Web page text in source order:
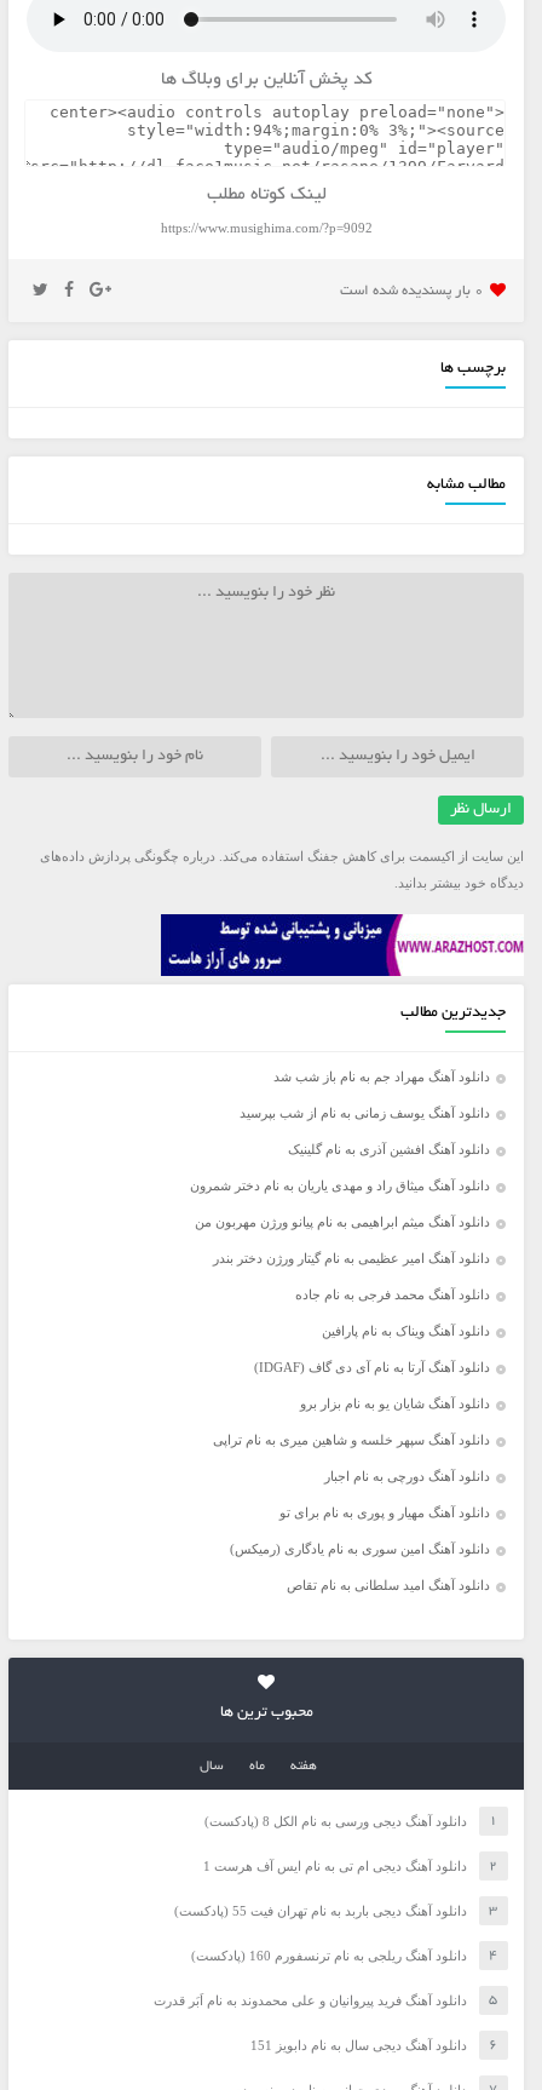
کد پخش آنلاین برای وبلاگ ها
لینک کوتاه مطلب
https://www.musighima.com/?p=9092
0 بار پسنديده شده است
برچسب ها
مطالب مشابه
این سایت از اکیسمت برای کاهش جفنگ استفاده می‌کند. درباره چگونگی پردازش داده‌های
دیدگاه خود بیشتر بدانید.
جدیدترین مطالب
دانلود آهنگ مهراد جم به نام باز شب شد
دانلود آهنگ یوسف زمانی به نام از شب بپرسید
دانلود آهنگ افشین آذری به نام گلینیک
دانلود آهنگ میثاق راد و مهدی یاریان به نام دختر شمرون
دانلود آهنگ میثم ابراهیمی به نام پیانو ورژن مهربون من
دانلود آهنگ امیر عظیمی به نام گیتار ورژن دختر بندر
دانلود آهنگ محمد فرجی به نام جاده
دانلود آهنگ ویناک به نام پارافین
دانلود آهنگ آرتا به نام آی دی گاف (IDGAF)
دانلود آهنگ شایان یو به نام بزار برو
دانلود آهنگ سپهر خلسه و شاهین میری به نام تراپی
دانلود آهنگ دورچی به نام اجبار
دانلود آهنگ مهیار و پوری به نام برای تو
دانلود آهنگ امین سوری به نام یادگاری (رمیکس)
دانلود آهنگ امید سلطانی به نام تقاص
محبوب ترین ها
هفته ماه سال
دانلود آهنگ دیجی ورسی به نام الکل 8 (پادکست)
دانلود آهنگ دیجی ام تی به نام ایس آف هرست 1
دانلود آهنگ دیجی باربد به نام تهران فیت 55 (پادکست)
دانلود آهنگ ریلجی به نام ترنسفورم 160 (پادکست)
دانلود آهنگ فرید پیروانیان و علی محمدوند به نام اَبَر قدرت
دانلود آهنگ دیجی سال به نام دابویز 151